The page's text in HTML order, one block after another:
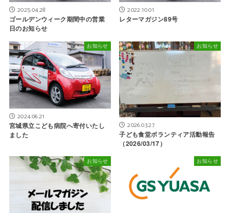
2025.04.28
ゴールデンウィーク期間中の営業
日のお知らせ
2022.10.01
レターマガジン89号
お知らせ
2024.06.21
宮城県立こども病院へ寄付いたし
ました
お知らせ
2026.03.27
子ども食堂ボランティア活動報告
（2026/03/17）
お知らせ お知らせ